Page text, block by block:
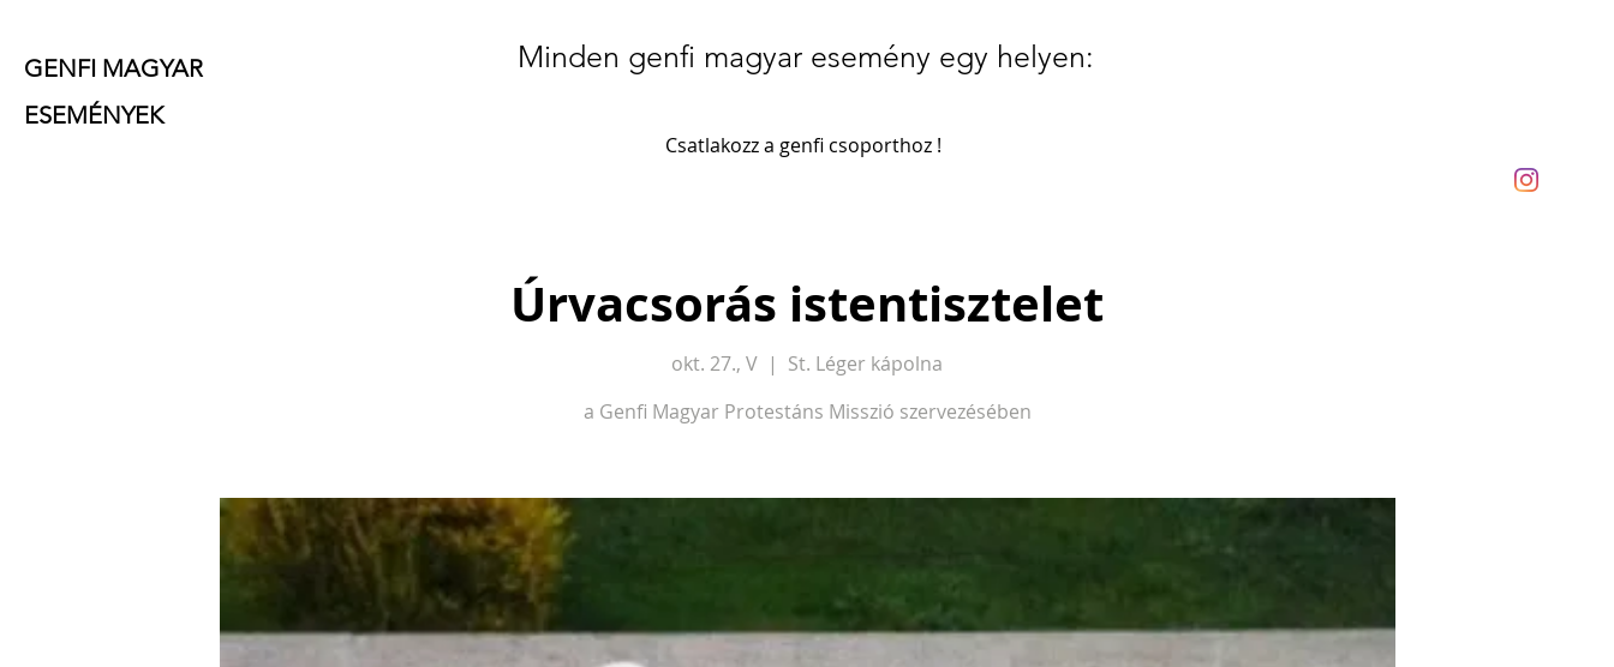
GENFI MAGYAR
ESEMÉNYEK
Minden genfi magyar esemény egy helyen:
Csatlakozz a genfi csoporthoz !
Úrvacsorás istentisztelet
okt. 27., V
  |
St. Léger kápolna
a Genfi Magyar Protestáns Misszió szervezésében